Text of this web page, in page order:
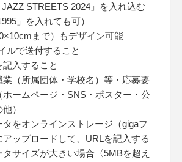
JAZZ STREETS 2024」を入れ込む
」を入れても可）
まで）もデザイン可能
ルで送付すること
入すること
（所属団体・学校名）等・応募要
ームページ・SNS・ポスター・公
）
をオンラインストレージ（gigaフ
アップロードして、URLを記入する
サイズが大きい場合〈5MBを超え